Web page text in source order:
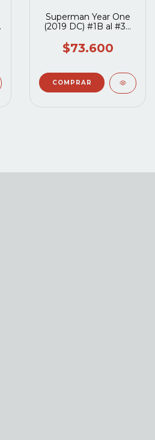
Superman Year One
(2019 DC) #1B al #3A
$73.600